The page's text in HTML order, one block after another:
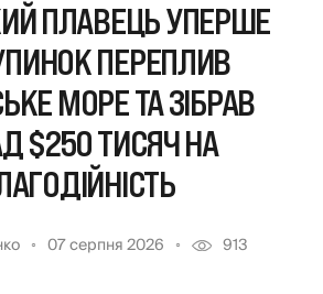
ПЛАВЕЦЬ УПЕРШЕ
ПЕРЕПЛИВ
МОРЕ ТА ЗІБРАВ
$250 ТИСЯЧ НА
07 серпня 2026 913